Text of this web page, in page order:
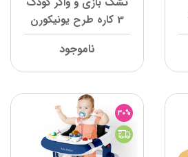
3 کاره طرح یونیکورن
ویوا کیدز
ناموجود
30%